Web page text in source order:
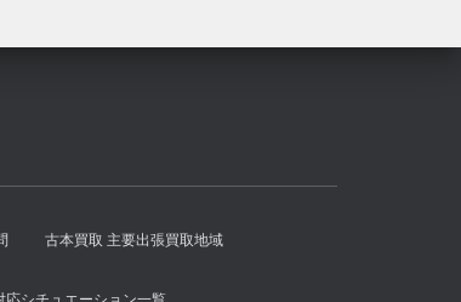
古本買取 主要出張買取地域